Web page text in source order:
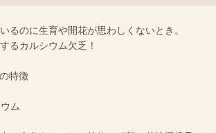
るのに生育や開花が思わしくないとき。
るカルシウム欠乏！
特徴
ム